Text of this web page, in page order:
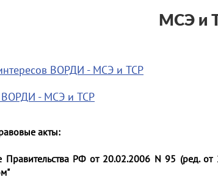
МСЭ и
ВОРДИ - МСЭ и ТСР
ВОРДИ - МСЭ и ТСР
акты:
Правительства РФ от 20.02.2006 N 95 (ред.